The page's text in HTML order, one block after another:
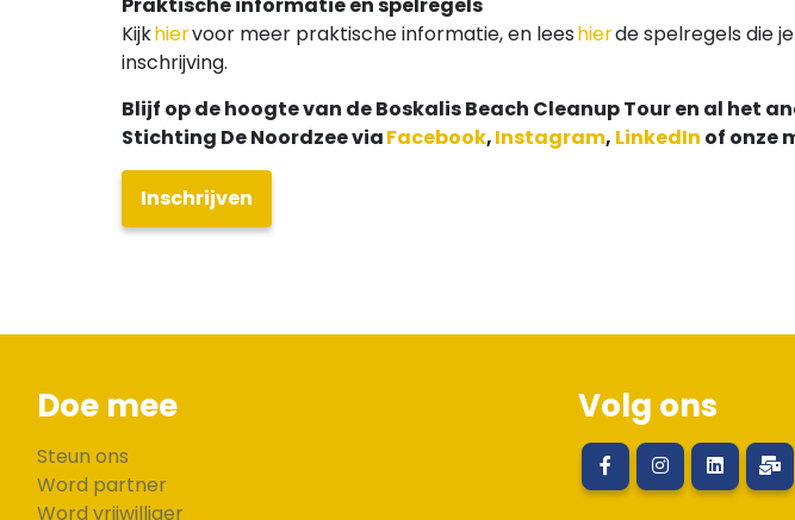
Praktische informatie en spelregels
Kijkhiervoor meer praktische informatie, en leeshierde spelregels die
inschrijving.
Blijf op de hoogte van de Boskalis Beach Cleanup Tour en al het
Stichting De Noordzee viaFacebook,Instagram, LinkedIn of onze
Inschrijven
Doe mee
Steun ons
Word partner
Word vrijwilliger
Volg ons